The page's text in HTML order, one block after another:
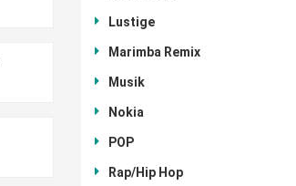
Lustige
Marimba Remix
Musik
Nokia
POP
Rap/Hip Hop